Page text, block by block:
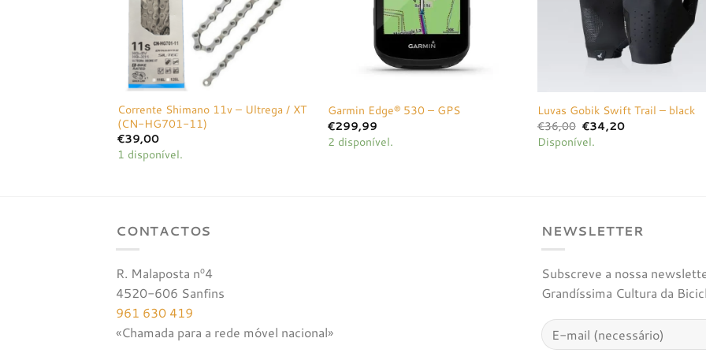
Corrente Shimano 11v – Ultrega / XT
(CN-HG701-11)
€39,00
1 disponível.
Garmin Edge® 530 – GPS
€299,99
2 disponível.
Luvas Gobik Swift Trail – black
€36,00 O
preço
original
€34,20O
Disponível.
CONTACTOS
R. Malaposta nº4
4520-606 Sanfins
961 630 419
«Chamada para a rede móvel nacional»
NEWSLETTER
Subscreve a nossa
Grandíssima Cultura da